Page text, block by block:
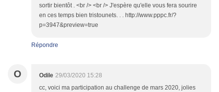
sortir bientôt . <br /> <br /> J'espère qu'elle vous fera sourire
en ces temps bien tristounets. . . http://www.pppc.fr/?
p=3947&preview=true
Répondre
O Odile 29/03/2020 15:28
cc, voici ma participation au challenge de mars 2020, jolies